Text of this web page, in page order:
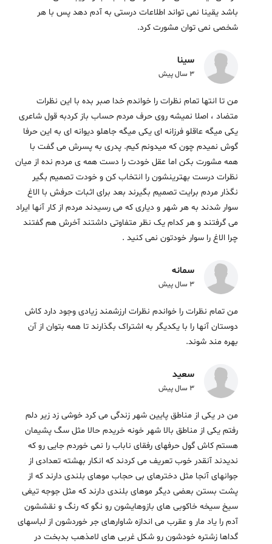
باشد یقینا نمی تواند اطلاعات درستی به آدم دهد پس با هر
شخصی نمی توان مشورت کرد.
سینا
3 سال پیش
من تا انتها تمام نظرات را خواندم خدا صبر بده با این نظرات
متضاد ، اصلا نمیشه روی حرف مردم حساب باز کردبه قول شاعری
یکی میگه عاقلو فرزانه ای یکی میگه جاهلو دیوانه ای به این حرفا
گوش نمیدم چون که میدونم کیم. پدری به پسرش می گفت با
همه مشورت بکن اما عقل خودت را دست همه ی مردم نده از میان
نظرات درست بهترینشون را انتخاب کن و خودت تصمیم بگیر
نگذار مردم برایت تصمیم بگیرند بعد برای اثبات حرفش با الاغ
سوار شدند به هر شهر و دیاری که می رسیدند مردم از کار آنها ایراد
می گرفتند و هر کدام یک نظر متفاوتی داشتند آخرش هم گفتند
چرا الاغ را سوار خودتون نمی کنید .
سمانه
3 سال پیش
من تمام نظرات را خواندم نظرات ارزشمند زیادی وجود دارد کاش
دوستان آنها را با یکدیگر به اشتراک بگذارند تا همه بتوان از آن
بهره مند شوند.
سعید
3 سال پیش
من در یکی از مناطق پایین شهر زندگی می کرد خوشی زد زیر دلم
رفتم یکی از مناطق بالا شهر خونه خریدم حالا مثل سگ پشیمان
هستم کاش گول حرفهای رفقای ناباب را نمی خوردم جایی رو که
ندیدند آنقدر خوب تعریف می کردند که انکار بهشته تعدادی از
جوانهای آنجا مثل دخترهای بی حجاب موهای بلندی دارند که از
پشت بستن بعضی دیگر موهای بلندی دارند که مثل جوجه تیغی
سیخ سیخه خاکوبی های بازوهایشون رو نگو که رنگ و نقششون
آدم را یاد مار و عقرب می اندازه شاوارهای جر خوردشون از لباسهای
گداها زشتره خودشون رو شکل غربی های لامذهب بدبخت در